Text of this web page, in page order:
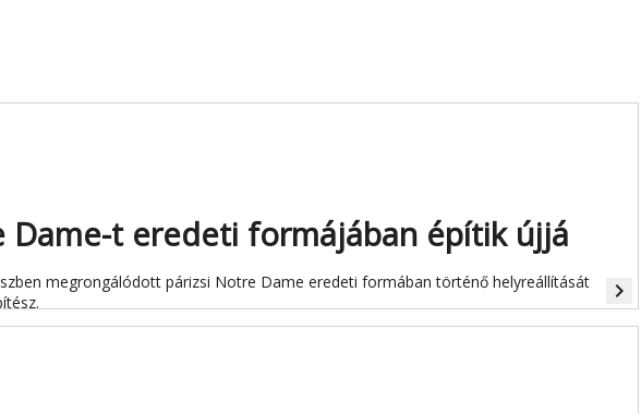
Dame-t eredeti formájában építik újjá
megrongálódott párizsi Notre Dame eredeti formában történő helyreállítását
navigate_next